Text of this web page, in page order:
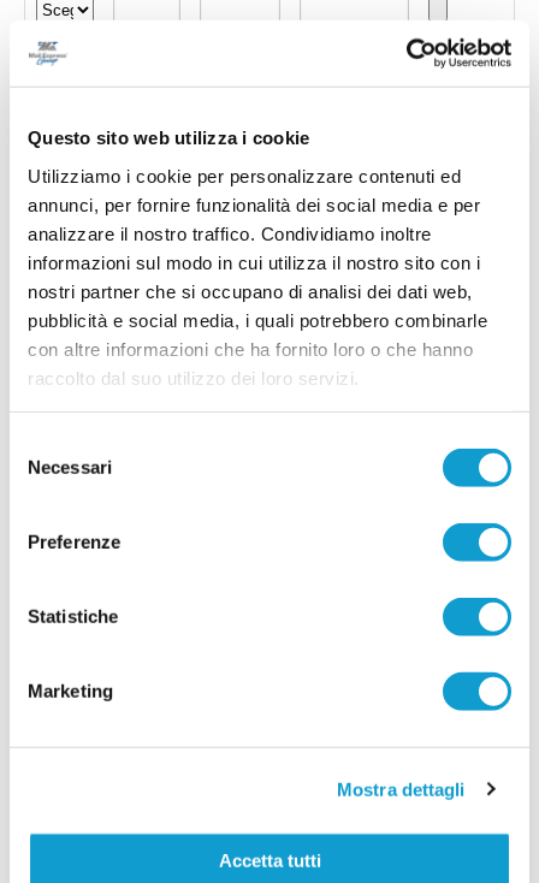
Questo sito web utilizza i cookie
Utilizziamo i cookie per personalizzare contenuti ed
annunci, per fornire funzionalità dei social media e per
analizzare il nostro traffico. Condividiamo inoltre
informazioni sul modo in cui utilizza il nostro sito con i
nostri partner che si occupano di analisi dei dati web,
pubblicità e social media, i quali potrebbero combinarle
con altre informazioni che ha fornito loro o che hanno
raccolto dal suo utilizzo dei loro servizi.
delNecessari
Preferenze
Statistiche
Marketing
Mostra dettagli
Accetta tutti
Invia !